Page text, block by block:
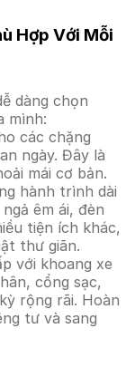
Hợp Với Mỗi
dàng chọn
mình:
các chặng
ngày. Đây là
mái cơ bản.
hành trình dài
êm ái, đèn
tiện ích khác,
thư giãn.
với khoang xe
cổng sạc,
rộng rãi. Hoàn
tư và sang